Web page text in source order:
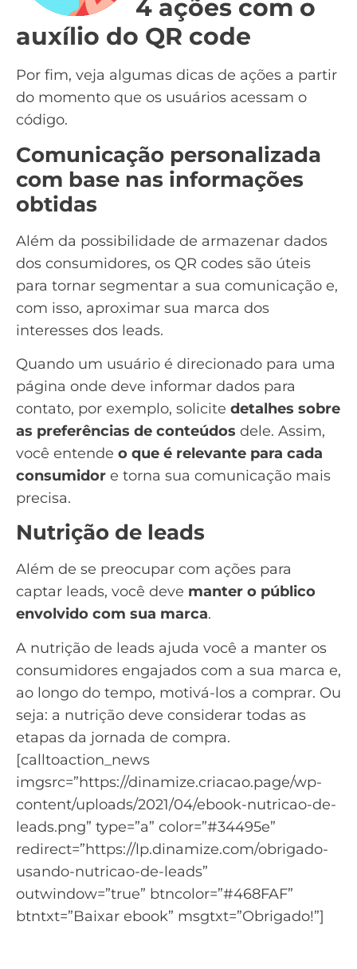
4 ações com o
auxílio do QR code
Por fim, veja algumas dicas de ações a partir
do momento que os usuários acessam o
código.
Comunicação personalizada
com base nas informações
obtidas
Além da possibilidade de armazenar dados
dos consumidores, os QR codes são úteis
para tornar segmentar a sua comunicação e,
com isso, aproximar sua marca dos
interesses dos leads.
Quando um usuário é direcionado para uma
página onde deve informar dados para
contato, por exemplo, solicite detalhes sobre
as preferências de conteúdos dele. Assim,
você entende o que é relevante para cada
consumidor e torna sua comunicação mais
precisa.
Nutrição de leads
Além de se preocupar com ações para
captar leads, você deve manter o público
envolvido com sua marca.
A nutrição de leads ajuda você a manter os
consumidores engajados com a sua marca e,
ao longo do tempo, motivá-los a comprar. Ou
seja: a nutrição deve considerar todas as
etapas da jornada de compra.
[calltoaction_news
imgsrc=”https://dinamize.criacao.page/wp-
content/uploads/2021/04/ebook-nutricao-de-
leads.png” type=”a” color=”#34495e”
redirect=”https://lp.dinamize.com/obrigado-
usando-nutricao-de-leads”
outwindow=”true” btncolor=”#468FAF”
btntxt=”Baixar ebook” msgtxt=”Obrigado!”]